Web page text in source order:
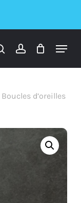
searchaccount
Menu
Boucles d’oreilles